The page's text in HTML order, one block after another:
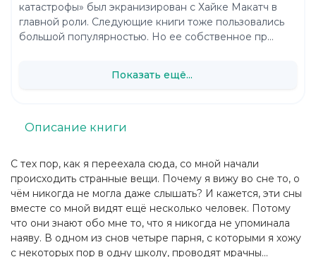
С тех пор, как я переехала сюда, со мной начали
происходить странные вещи. Почему я вижу во сне то, о
чём никогда не могла даже слышать? И кажется, эти сны
вместе со мной видят ещё несколько человек. Потому
что они знают обо мне то, что я никогда не упоминала
наяву. В одном из снов четыре парня, с которыми я хожу
с некоторых пор в одну школу, проводят мрачны...
Описание книги
катастрофы» был экранизирован с Хайке Макатч в
главной роли. Следующие книги тоже пользовались
большой популярностью. Но ее собственное пр...
Показать ещё...